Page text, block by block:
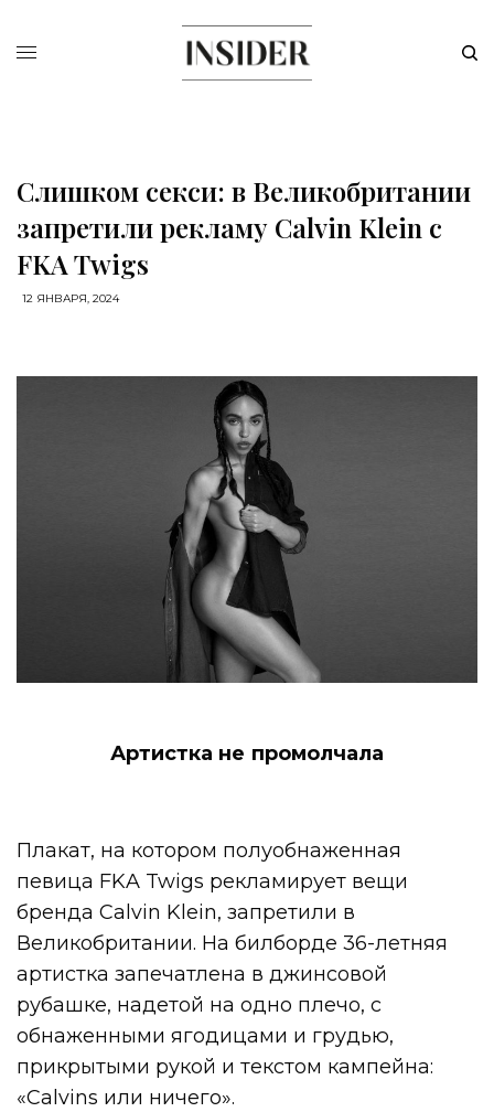
Слишком секси: в Великобритании
запретили рекламу Calvin Klein с
FKA Twigs
12 ЯНВАРЯ, 2024
Артистка не промолчала
Плакат, на котором полуобнаженная
певица FKA Twigs рекламирует вещи
бренда Calvin Klein, запретили в
Великобритании. На билборде 36-летняя
артистка запечатлена в джинсовой
рубашке, надетой на одно плечо, с
обнаженными ягодицами и грудью,
прикрытыми рукой и текстом кампейна:
«Calvins или ничего».